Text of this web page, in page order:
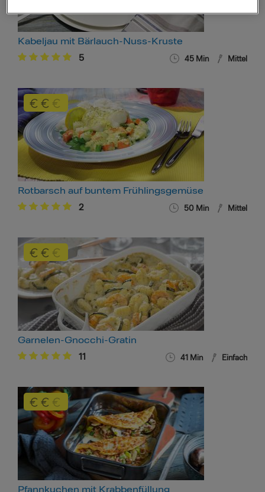
Kabeljau mit Bärlauch-Nuss-Kruste
5 45 Min Mittel
Rotbarsch auf buntem Frühlingsgemüse
2 50 Min Mittel
Garnelen-Gnocchi-Gratin
11 41 Min Einfach
Pfannkuchen mit Krabbenfüllung